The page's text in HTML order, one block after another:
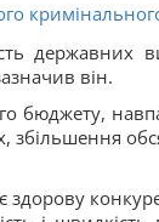
він.
здорову